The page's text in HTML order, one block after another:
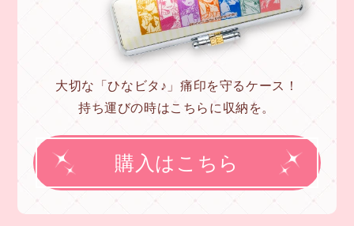
大切な「ひなビタ♪」痛印を守るケース！
持ち運びの時はこちらに収納を。
購入はこちら